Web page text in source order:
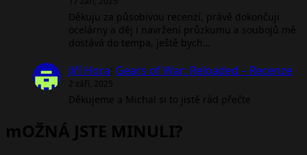
Děkuju za působivou recenzí, právě dokončuji
ocelárny a děj i navržení průzkumu a soubojů mě
dostává do tempa, ještě bych…
Jiří Hora: Gears of War: Reloaded – Recenze
2 září, 2025
Děkujeme a Michal si to jistě rád přečte
mOŽNÁ JSTE MINULI?